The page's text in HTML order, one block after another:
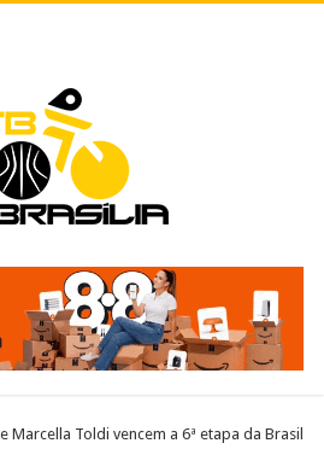
Marcella Toldi vencem a 6ª etapa da Brasil